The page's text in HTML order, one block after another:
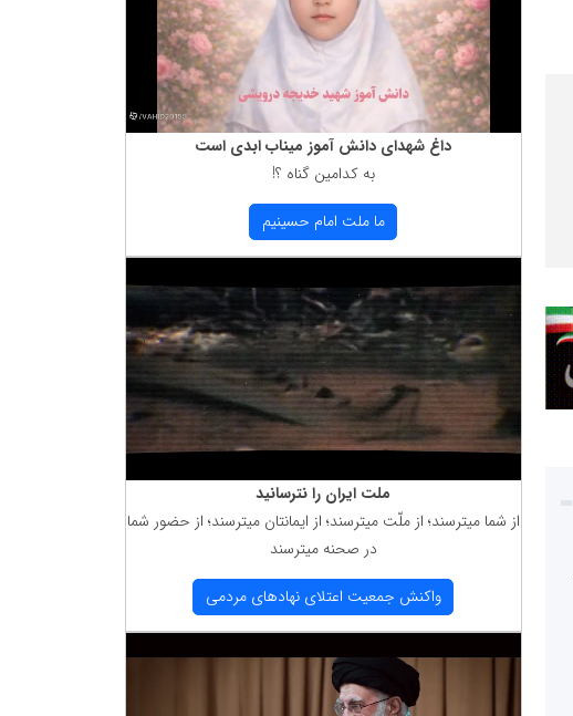
داغ شهدای دانش آموز میناب ابدی است
به كدامین گناه ؟!
ما ملت امام حسینیم
ملت ایران را نترسانید
از شما میترسند؛ از ملّت میترسند؛ از ایمانتان میترسند؛ از حضور شما
در صحنه میترسند
واكنش جمعیت اعتلای نهادهای مردمی